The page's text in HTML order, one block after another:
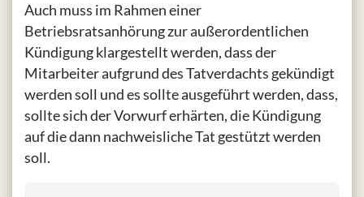
Auch muss im Rahmen einer
Betriebsratsanhörung zur außerordentlichen
Kündigung klargestellt werden, dass der
Mitarbeiter aufgrund des Tatverdachts gekündigt
werden soll und es sollte ausgeführt werden, dass,
sollte sich der Vorwurf erhärten, die Kündigung
auf die dann nachweisliche Tat gestützt werden
soll.